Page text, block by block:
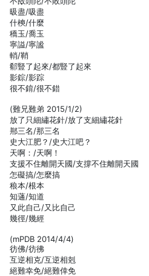
昅盡/吸盡
什樉/什麼
穚玉/喬玉
寧謚/寧謐
輎/鞘
郩豎了起來/都豎了起來
影錝/影踪
很不錥/很不錯
(難兄難弟 2015/1/2)
放了只細繡花針/放了支細繡花針
郱三名/那三名
史大江肥？/史大江吧？
天啊：/天啊！
支援不住離開天國/支撐不住離開天國
怎礙搞/怎麼搞
稂本/根本
知蓪/知道
又此自己/又比自己
幾徑/幾經
(mPDB 2014/4/4)
彷佛/彷彿
互逆相克/互逆相剋
絕難幸免/絕難倖免